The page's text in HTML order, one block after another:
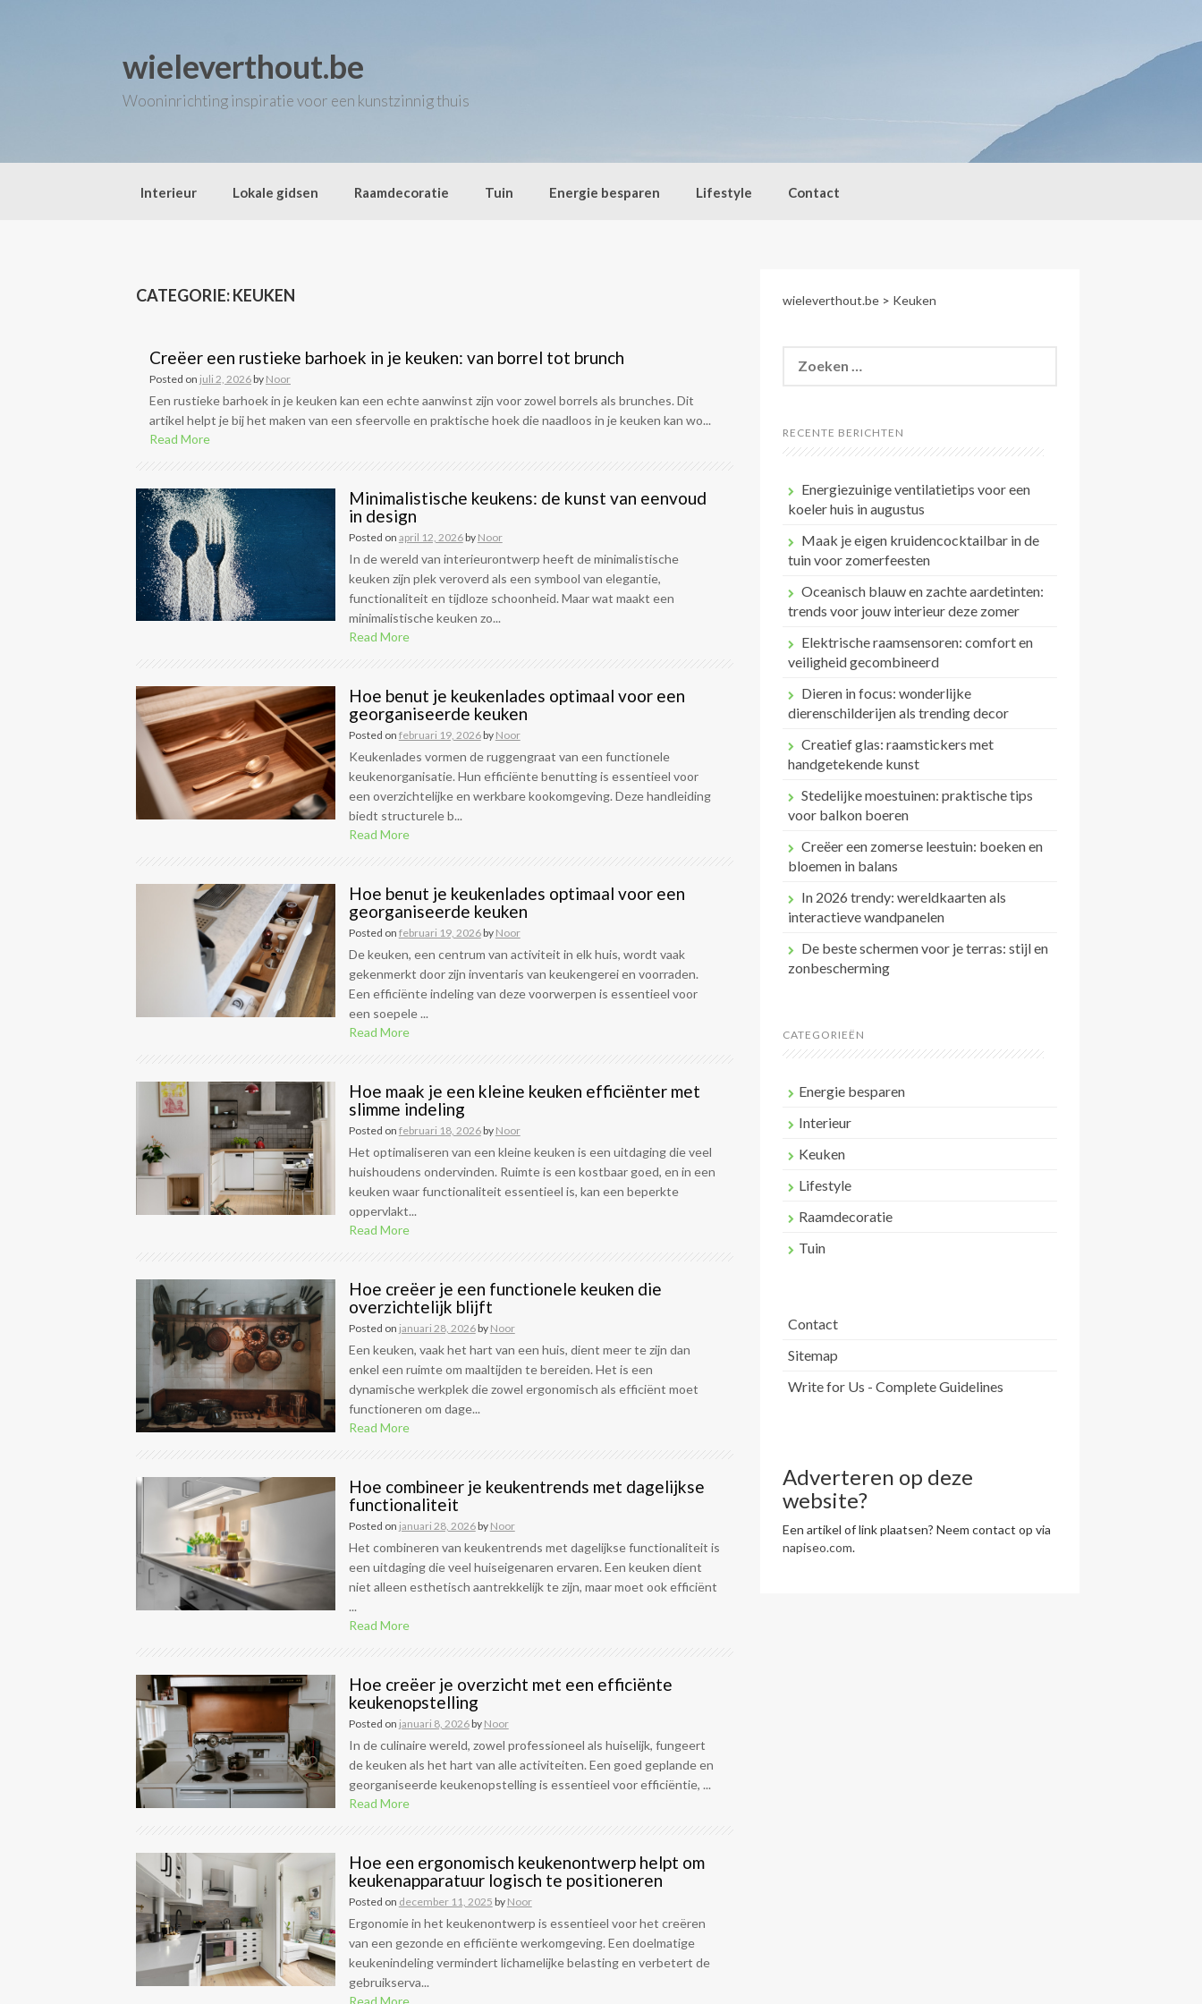
wieleverthout.be
Wooninrichting inspiratie voor een kunstzinnig thuis
Interieur Lokale gidsen Raamdecoratie Tuin Energie besparen Lifestyle Contact
CATEGORIE:KEUKEN
Creëer een rustieke barhoek in je keuken: van borrel tot brunch
Posted on juli 2, 2026by Noor
Een rustieke barhoek in je keuken kan een echte aanwinst zijn voor zowel borrels als brunches. Dit
artikel helpt je bij het maken van een sfeervolle en praktische hoek die naadloos in je keuken kan wo...
Read More
Minimalistische keukens: de kunst van eenvoud
in design
Posted on april 12, 2026by Noor
In de wereld van interieurontwerp heeft de minimalistische
keuken zijn plek veroverd als een symbool van elegantie,
functionaliteit en tijdloze schoonheid. Maar wat maakt een
minimalistische keuken zo...
Read More
Hoe benut je keukenlades optimaal voor een
georganiseerde keuken
Posted on februari 19, 2026by Noor
Keukenlades vormen de ruggengraat van een functionele
keukenorganisatie. Hun efficiënte benutting is essentieel voor
een overzichtelijke en werkbare kookomgeving. Deze handleiding
biedt structurele b...
Read More
Hoe benut je keukenlades optimaal voor een
georganiseerde keuken
Posted on februari 19, 2026by Noor
De keuken, een centrum van activiteit in elk huis, wordt vaak
gekenmerkt door zijn inventaris van keukengerei en voorraden.
Een efficiënte indeling van deze voorwerpen is essentieel voor
een soepele ...
Read More
Hoe maak je een kleine keuken efficiënter met
slimme indeling
Posted on februari 18, 2026by Noor
Het optimaliseren van een kleine keuken is een uitdaging die veel
huishoudens ondervinden. Ruimte is een kostbaar goed, en in een
keuken waar functionaliteit essentieel is, kan een beperkte
oppervlakt...
Read More
Hoe creëer je een functionele keuken die
overzichtelijk blijft
Posted on januari 28, 2026by Noor
Een keuken, vaak het hart van een huis, dient meer te zijn dan
enkel een ruimte om maaltijden te bereiden. Het is een
dynamische werkplek die zowel ergonomisch als efficiënt moet
functioneren om dage...
Read More
Hoe combineer je keukentrends met dagelijkse
functionaliteit
Posted on januari 28, 2026by Noor
Het combineren van keukentrends met dagelijkse functionaliteit is
een uitdaging die veel huiseigenaren ervaren. Een keuken dient
niet alleen esthetisch aantrekkelijk te zijn, maar moet ook efficiënt
...
Read More
Hoe creëer je overzicht met een efficiënte
keukenopstelling
Posted on januari 8, 2026by Noor
In de culinaire wereld, zowel professioneel als huiselijk, fungeert
de keuken als het hart van alle activiteiten. Een goed geplande en
georganiseerde keukenopstelling is essentieel voor efficiëntie, ...
Read More
Hoe een ergonomisch keukenontwerp helpt om
keukenapparatuur logisch te positioneren
Posted on december 11, 2025 by Noor
Ergonomie in het keukenontwerp is essentieel voor het creëren
van een gezonde en efficiënte werkomgeving. Een doelmatige
keukenindeling vermindert lichamelijke belasting en verbetert de
gebruikserva...
Read More
wieleverthout.be > Keuken
naar:
RECENTE BERICHTEN
Energiezuinige ventilatietips voor een
koeler huis in augustus
Maak je eigen kruidencocktailbar in de
tuin voor zomerfeesten
Oceanisch blauw en zachte aardetinten:
trends voor jouw interieur deze zomer
Elektrische raamsensoren: comfort en
veiligheid gecombineerd
Dieren in focus: wonderlijke
dierenschilderijen als trending decor
Creatief glas: raamstickers met
handgetekende kunst
Stedelijke moestuinen: praktische tips
voor balkon boeren
Creëer een zomerse leestuin: boeken en
bloemen in balans
In 2026 trendy: wereldkaarten als
interactieve wandpanelen
De beste schermen voor je terras: stijl en
zonbescherming
CATEGORIEËN
Energie besparen
Interieur
Keuken
Lifestyle
Raamdecoratie
Tuin
Contact
Sitemap
Write for Us - Complete Guidelines
Adverteren op deze
website?
Een artikel of link plaatsen? Neem contact op via
napiseo.com.